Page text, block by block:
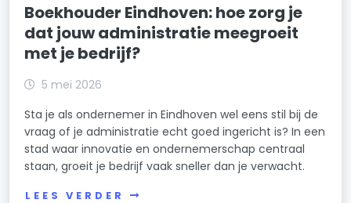
Boekhouder Eindhoven: hoe zorg je
dat jouw administratie meegroeit
met je bedrijf?
5 mei 2026
Sta je als ondernemer in Eindhoven wel eens stil bij de
vraag of je administratie echt goed ingericht is? In een
stad waar innovatie en ondernemerschap centraal
staan, groeit je bedrijf vaak sneller dan je verwacht.
LEES VERDER